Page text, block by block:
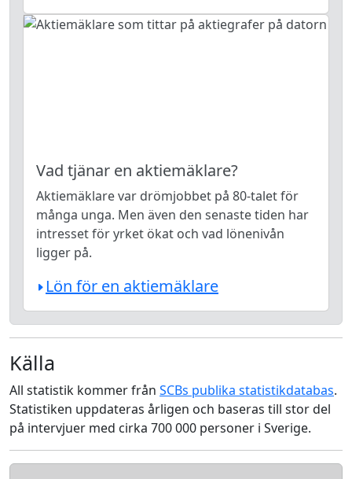
Vad tjänar en aktiemäklare?
Aktiemäklare var drömjobbet på 80-talet för
många unga. Men även den senaste tiden har
intresset för yrket ökat och vad lönenivån
ligger på.
Lön för en aktiemäklare
Källa
All statistik kommer från SCBs publika statistikdatabas.
Statistiken uppdateras årligen och baseras till stor del
på intervjuer med cirka 700 000 personer i Sverige.